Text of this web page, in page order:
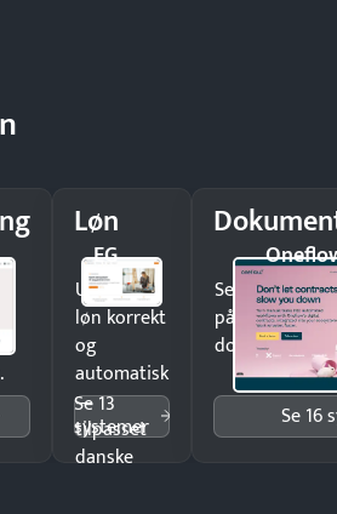
Løn
EG
Udbetal
løn korrekt
og
automatisk
—
tilpasset
danske
Se 13
systemer
Send
på minutter
dokumenter.
Se 16